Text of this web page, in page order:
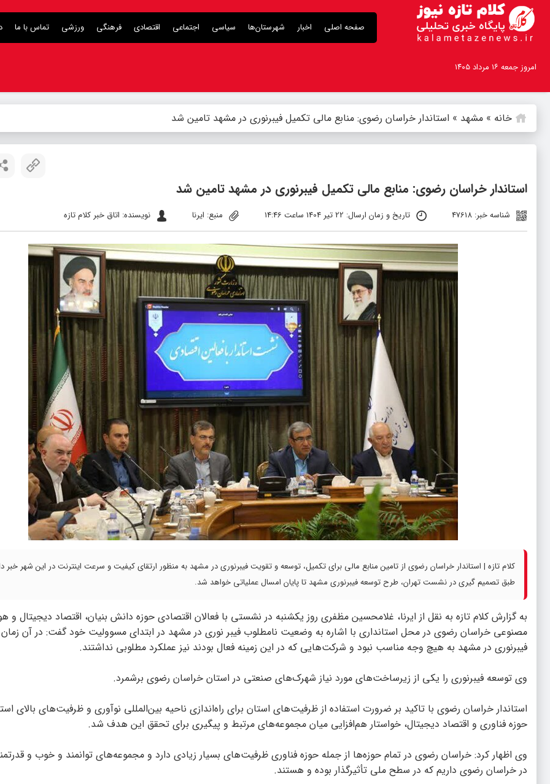
صفحه اصلی اخبار شهرستان‌ها سیاسی اجتماعی اقتصادی فرهنگی ورزشی تماس با ما
امروز جمعه ۱۶ مرداد ۱۴۰۵
خانه » مشهد » استاندار خراسان رضوی: منابع مالی تکمیل فیبرنوری در مشهد تامین شد
استاندار خراسان رضوی: منابع مالی تکمیل فیبرنوری در مشهد تامین شد
شناسه خبر: 47618 تاریخ و زمان ارسال: 22 تیر 1404 ساعت 14:46 منبع: ایرنا نویسنده: اتاق خبر کلام تازه
کلام تازه | استاندار خراسان رضوی از تامین منابع مالی برای تکمیل، توسعه و تقویت فیبرنوری در مشهد به منظور ارتقای کیفیت و سرعت اینترنت در این شهر خبر
طبق تصمیم گیری در نشست تهران، طرح توسعه فیبرنوری مشهد تا پایان امسال عملیاتی خواهد شد.
به گزارش کلام تازه به نقل از ایرنا، غلامحسین مظفری روز یکشنبه در نشستی با فعالان اقتصادی حوزه دانش بنیان، اقتصاد دیجیتال و
مصنوعی خراسان رضوی در محل استانداری با اشاره به وضعیت نامطلوب فیبر نوری در مشهد در ابتدای مسوولیت خود گفت: در آن
فیبرنوری در مشهد به هیچ وجه مناسب نبود و شرکت‌هایی که در این زمینه فعال بودند نیز عملکرد مطلوبی نداشتند.
وی توسعه فیبرنوری را یکی از زیرساخت‌های مورد نیاز شهرک‌های صنعتی در استان خراسان رضوی برشمرد.
استاندار خراسان رضوی با تاکید بر ضرورت استفاده از ظرفیت‌های استان برای راه‌اندازی ناحیه بین‌المللی نوآوری و ظرفیت‌های بالای
حوزه فناوری و اقتصاد دیجیتال، خواستار هم‌افزایی میان مجموعه‌های مرتبط و پیگیری برای تحقق این هدف شد.
وی اظهار کرد: خراسان رضوی در تمام حوزه‌ها از جمله حوزه فناوری ظرفیت‌های بسیار زیادی دارد و مجموعه‌های توانمند و خوب و
در خراسان رضوی داریم که در سطح ملی تأثیرگذار بوده و هستند.